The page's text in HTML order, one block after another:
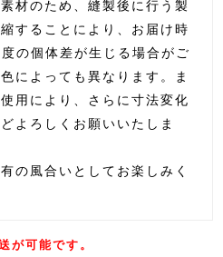
材のため、縫製後に行う製
することにより、お届け時
の個体差が生じる場合がご
によっても異なります。ま
用により、さらに寸法変化
よろしくお願いいたしま
の風合いとしてお楽しみく
が可能です。